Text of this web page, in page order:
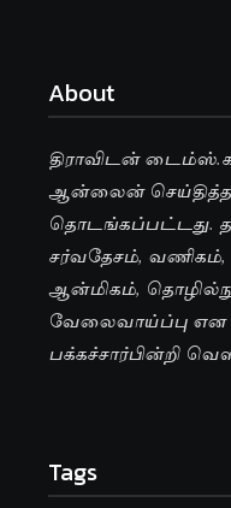
About
திராவிடன் டைம்ஸ்.காம்
ஆன்லைன்
தொடங்கப்பட்டது.
சர்வதேசம்,
ஆன்மிகம்,
வேலைவாய்ப்பு
பக்கச்சார்பின்றி
Tags